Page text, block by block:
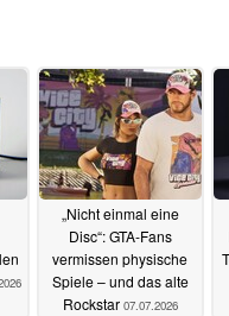
„Nicht einmal eine
Disc“: GTA-Fans
vermissen physische
Spiele – und das alte
Rockstar 07.07.2026